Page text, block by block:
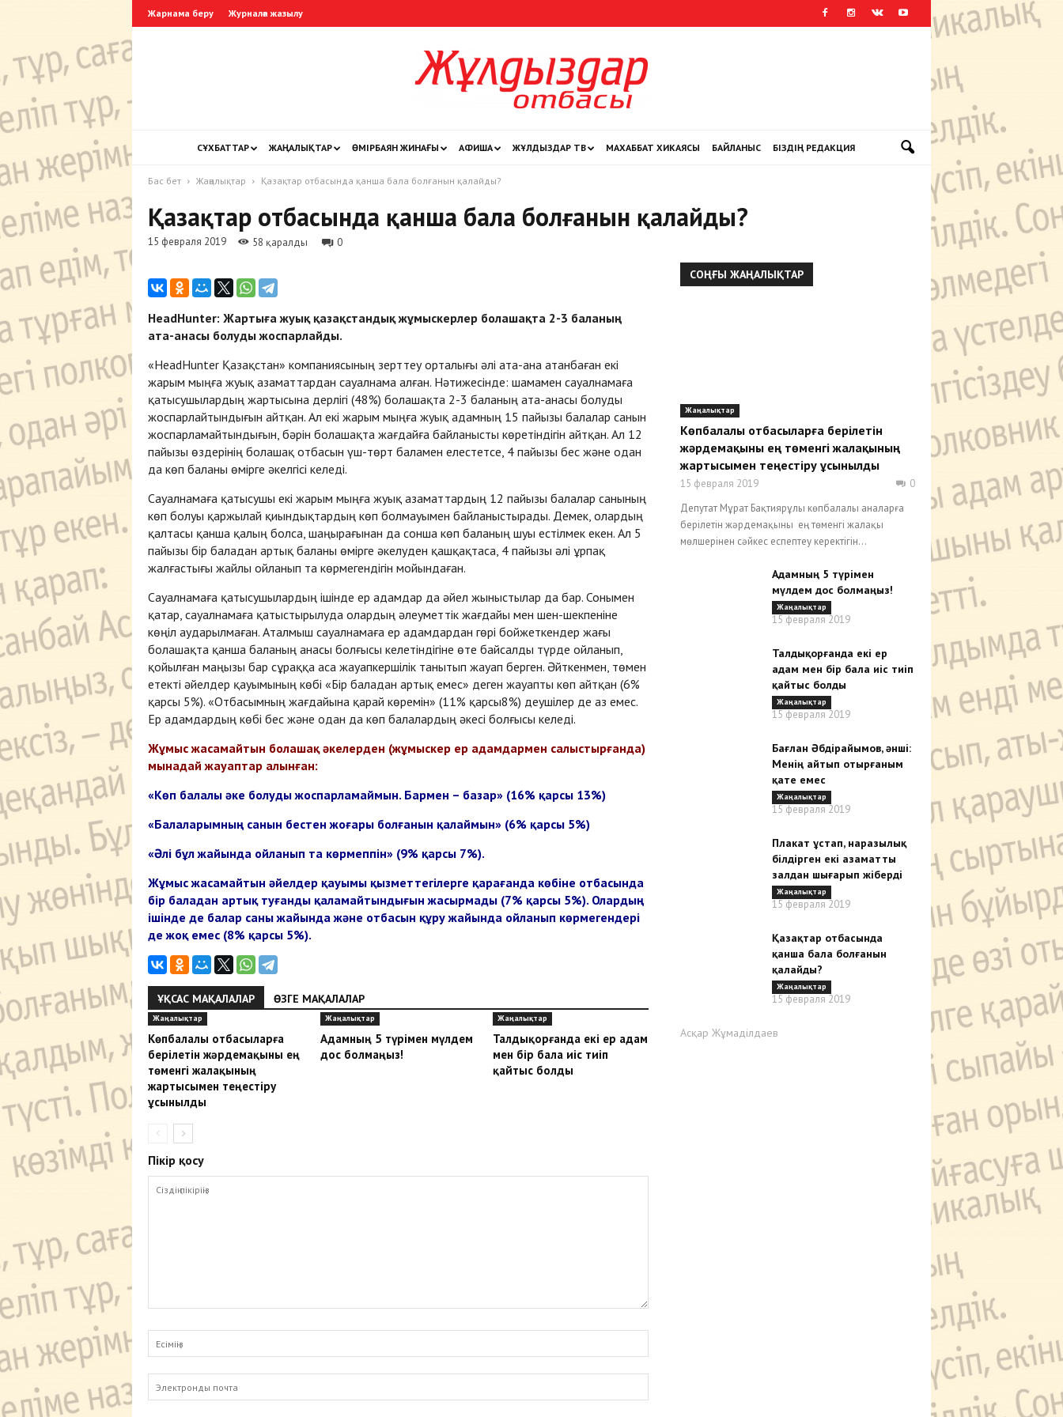
Жарнама беру Журналға жазылу
СҰХБАТТАР ЖАҢАЛЫҚТАР ӨМІРБАЯН ЖИНАҒЫ АФИША ЖҰЛДЫЗДАР ТВ МАХАББАТ ХИКАЯСЫ БАЙЛАНЫС БІЗДІҢ РЕДАКЦИЯ
Бас бет Жаңалықтар Қазақтар отбасында қанша бала болғанын қалайды?
Қазақтар отбасында қанша бала болғанын қалайды?
15 февраля 2019 58 қаралды 0
HeadHunter: Жартыға жуық қазақстандық жұмыскерлер болашақта 2-3 баланың
ата-анасы болуды жоспарлайды.
«HeadHunter Қазақстан» компаниясының зерттеу орталығы әлі ата-ана атанбаған екі
жарым мыңға жуық азаматтардан сауалнама алған. Нәтижесінде: шамамен сауалнамаға
қатысушылардың жартысына дерлігі (48%) болашақта 2-3 баланың ата-анасы болуды
жоспарлайтындығын айтқан. Ал екі жарым мыңға жуық адамның 15 пайызы балалар санын
жоспарламайтындығын, бәрін болашақта жағдайға байланысты көретіндігін айтқан. Ал 12
пайызы өздерінің болашақ отбасын үш-төрт баламен елестетсе, 4 пайызы бес және одан
да көп баланы өмірге әкелгісі келеді.
Сауалнамаға қатысушы екі жарым мыңға жуық азаматтардың 12 пайызы балалар санының
көп болуы қаржылай қиындықтардың көп болмауымен байланыстырады. Демек, олардың
қалтасы қанша қалың болса, шаңырағынан да сонша көп баланың шуы естілмек екен. Ал 5
пайызы бір баладан артық баланы өмірге әкелуден қашқақтаса, 4 пайызы әлі ұрпақ
жалғастығы жайлы ойланып та көрмегендігін мойындаған.
Сауалнамаға қатысушылардың ішінде ер адамдар да әйел жыныстылар да бар. Сонымен
қатар, сауалнамаға қатыстырылуда олардың әлеуметтік жағдайы мен шен-шекпеніне
көңіл аударылмаған. Аталмыш сауалнамаға ер адамдардан гөрі бойжеткендер жағы
болашақта қанша баланың анасы болғысы келетіндігіне өте байсалды түрде ойланып,
қойылған маңызы бар сұраққа аса жауапкершілік танытып жауап берген. Әйткенмен, төмен
етекті әйелдер қауымының көбі «Бір баладан артық емес» деген жауапты көп айтқан (6%
қарсы 5%). «Отбасымның жағдайына қарай көремін» (11% қарсы8%) деушілер де аз емес.
Ер адамдардың көбі бес және одан да көп балалардың әкесі болғысы келеді.
Жұмыс жасамайтын болашақ әкелерден (жұмыскер ер адамдармен салыстырғанда)
мынадай жауаптар алынған:
«Көп балалы әке болуды жоспарламаймын. Бармен – базар» (16% қарсы 13%)
«Балаларымның санын бестен жоғары болғанын қалаймын» (6% қарсы 5%)
«Әлі бұл жайында ойланып та көрмеппін» (9% қарсы 7%).
Жұмыс жасамайтын әйелдер қауымы қызметтегілерге қарағанда көбіне отбасында
бір баладан артық туғанды қаламайтындығын жасырмады (7% қарсы 5%). Олардың
ішінде де балар саны жайында және отбасын құру жайында ойланып көрмегендері
де жоқ емес (8% қарсы 5%).
ҰҚСАС МАҚАЛАЛАР ӨЗГЕ МАҚАЛАЛАР
Жаңалықтар
Көпбалалы отбасыларға
берілетін жәрдемақыны ең
төменгі жалақының
жартысымен теңестіру
ұсынылды
Жаңалықтар
Адамның 5 түрімен мүлдем
дос болмаңыз!
Жаңалықтар
Талдықорғанда екі ер адам
мен бір бала иіс тиіп
қайтыс болды
Пікір қосу
СОҢҒЫ ЖАҢАЛЫҚТАР
Жаңалықтар
Көпбалалы отбасыларға берілетін
жәрдемақыны ең төменгі жалақының
жартысымен теңестіру ұсынылды
15 февраля 2019
0
Депутат Мұрат Бақтиярұлы көпбалалы аналарға
берілетін жәрдемақыны ең төменгі жалақы
мөлшерінен сәйкес еспептеу керектігін...
Адамның 5 түрімен
мүлдем дос болмаңыз!
Жаңалықтар
15 февраля 2019
Талдықорғанда екі ер
адам мен бір бала иіс тиіп
қайтыс болды
Жаңалықтар
15 февраля 2019
Бағлан Әбдірайымов, әнші:
Менің айтып отырғаным
қате емес
Жаңалықтар
15 февраля 2019
Плакат ұстап, наразылық
білдірген екі азаматты
залдан шығарып жіберді
Жаңалықтар
15 февраля 2019
Қазақтар отбасында
қанша бала болғанын
қалайды?
Жаңалықтар
15 февраля 2019
Асқар Жұмаділдаев